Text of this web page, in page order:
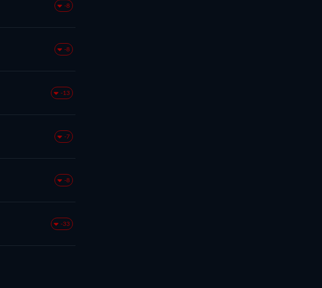
-8
-8
-13
-7
-8
-33